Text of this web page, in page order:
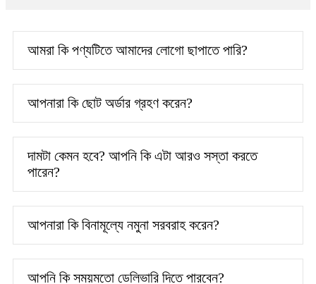
আমরা কি পণ্যটিতে আমাদের লোগো ছাপাতে পারি?
আপনারা কি ছোট অর্ডার গ্রহণ করেন?
দামটা কেমন হবে? আপনি কি এটা আরও সস্তা করতে
পারেন?
আপনারা কি বিনামূল্যে নমুনা সরবরাহ করেন?
আপনি কি সময়মতো ডেলিভারি দিতে পারবেন?